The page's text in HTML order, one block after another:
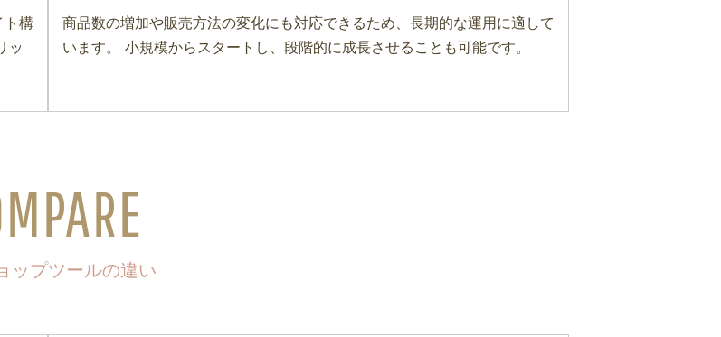
ト構
ッ
商品数の増加や販売方法の変化にも対応できるため、長期的な運用に適して
います。 小規模からスタートし、段階的に成長させることも可能です。
ップツールの違い